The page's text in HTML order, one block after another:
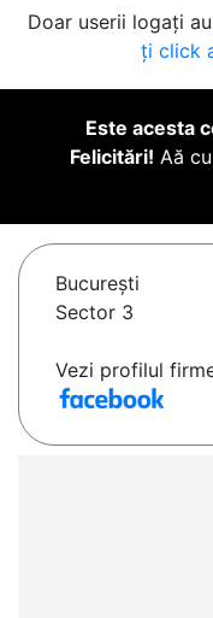
Doar userii logați
ți click
Este acesta
Felicitări! Aă
Bucureşti
Sector 3
Vezi profilul